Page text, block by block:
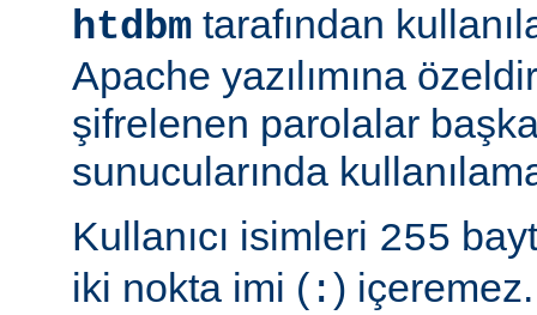
htdbm tarafından
Apache yazılımına
şifrelenen parolalar
sunucularında
Kullanıcı isimleri 255
iki nokta imi ( :) içeremez.